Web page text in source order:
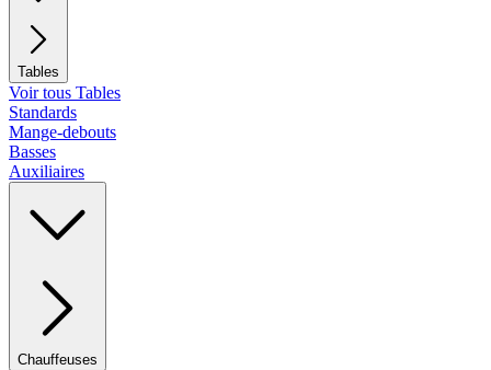
Tables
Voir tous Tables
Standards
Mange-debouts
Basses
Auxiliaires
Chauffeuses